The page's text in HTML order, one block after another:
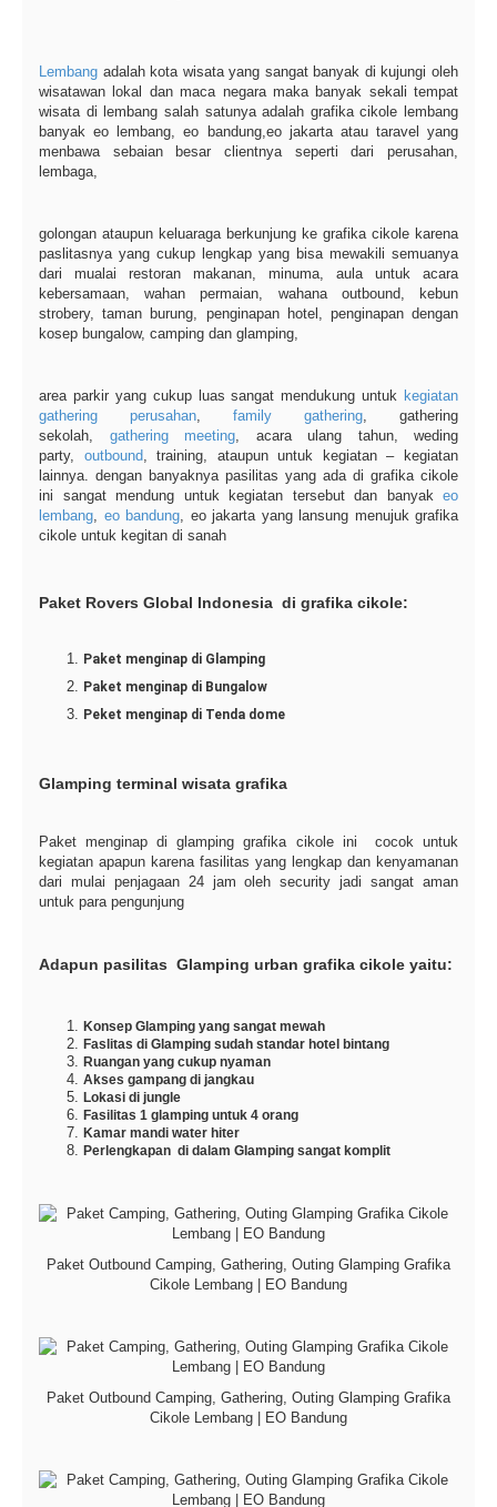
Lembang adalah kota wisata yang sangat banyak di kujungi oleh
wisatawan lokal dan maca negara maka banyak sekali tempat
wisata di lembang salah satunya adalah grafika cikole lembang
banyak eo lembang, eo bandung,eo jakarta atau taravel yang
menbawa sebaian besar clientnya seperti dari perusahan,
lembaga,
golongan ataupun keluaraga berkunjung ke grafika cikole karena
paslitasnya yang cukup lengkap yang bisa mewakili semuanya
dari mualai restoran makanan, minuma, aula untuk acara
kebersamaan, wahan permaian, wahana outbound, kebun
strobery, taman burung, penginapan hotel, penginapan dengan
kosep bungalow, camping dan glamping,
area parkir yang cukup luas sangat mendukung untuk kegiatan
gathering perusahan, family gathering, gathering
sekolah, gathering meeting, acara ulang tahun, weding
party, outbound, training, ataupun untuk kegiatan – kegiatan
lainnya. dengan banyaknya pasilitas yang ada di grafika cikole
ini sangat mendung untuk kegiatan tersebut dan banyak eo
lembang, eo bandung, eo jakarta yang lansung menujuk grafika
cikole untuk kegitan di sanah
Paket Rovers Global Indonesia di grafika cikole:
Paket menginap di Glamping
Paket menginap di Bungalow
Peket menginap di Tenda dome
Glamping terminal wisata grafika
Paket menginap di glamping grafika cikole ini cocok untuk
kegiatan apapun karena fasilitas yang lengkap dan kenyamanan
dari mulai penjagaan 24 jam oleh security jadi sangat aman
untuk para pengunjung
Adapun pasilitas Glamping urban grafika cikole yaitu:
Konsep Glamping yang sangat mewah
Faslitas di Glamping sudah standar hotel bintang
Ruangan yang cukup nyaman
Akses gampang di jangkau
Lokasi di jungle
Fasilitas 1 glamping untuk 4 orang
Kamar mandi water hiter
Perlengkapan di dalam Glamping sangat komplit
Paket Outbound Camping, Gathering, Outing Glamping Grafika
Cikole Lembang | EO Bandung
Paket Outbound Camping, Gathering, Outing Glamping Grafika
Cikole Lembang | EO Bandung